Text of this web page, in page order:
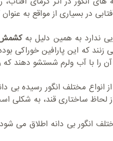
در بسیاری از مواقع به
ندارد به همین دلیل بهکشمش
که این پارافین خوراکی
را با آب ولرم شستشو دهند
ساختاری قند، به شکلی
انگور بی دانه اطلاق می